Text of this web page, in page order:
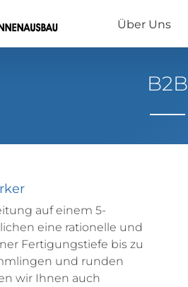
Über Uns
B2B
auf einem 5-
eine rationelle und
Fertigungstiefe bis zu
und runden
wir Ihnen auch